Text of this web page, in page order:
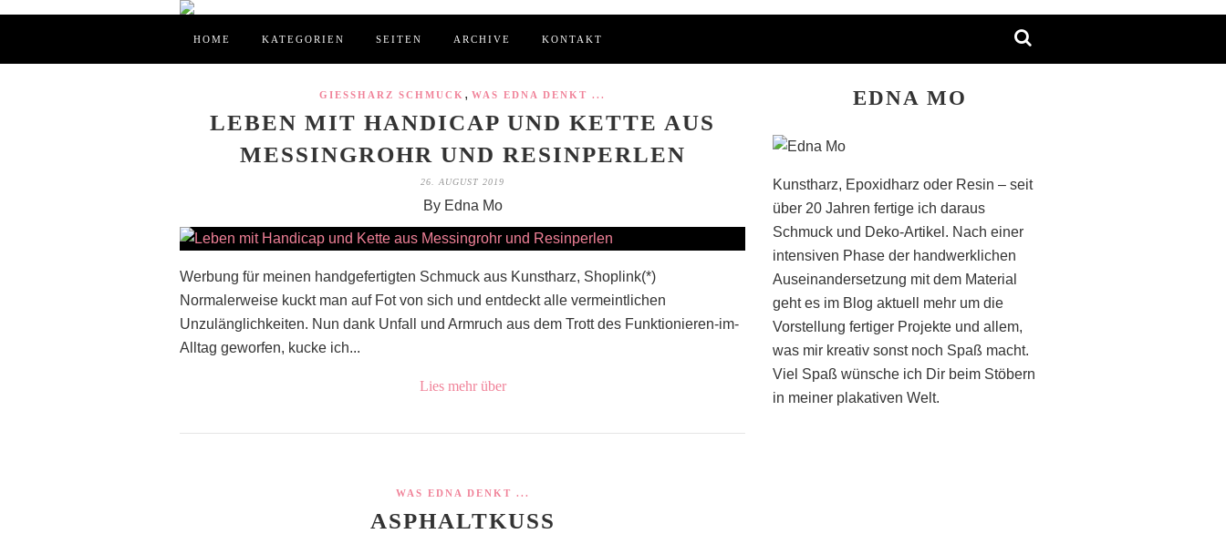
HOME KATEGORIEN SEITEN ARCHIVE KONTAKT
GIESSHARZ SCHMUCK , WAS EDNA DENKT ...
LEBEN MIT HANDICAP UND KETTE AUS
MESSINGROHR UND RESINPERLEN
26. AUGUST 2019
By Edna Mo
Werbung für meinen handgefertigten Schmuck aus Kunstharz, Shoplink(*)
Normalerweise kuckt man auf Fot von sich und entdeckt alle vermeintlichen
Unzulänglichkeiten. Nun dank Unfall und Armruch aus dem Trott des Funktionieren-im-
Alltag geworfen, kucke ich...
Lies mehr über
WAS EDNA DENKT ...
ASPHALTKUSS
EDNA MO
Kunstharz, Epoxidharz oder Resin – seit
über 20 Jahren fertige ich daraus
Schmuck und Deko-Artikel. Nach einer
intensiven Phase der handwerklichen
Auseinandersetzung mit dem Material
geht es im Blog aktuell mehr um die
Vorstellung fertiger Projekte und allem,
was mir kreativ sonst noch Spaß macht.
Viel Spaß wünsche ich Dir beim Stöbern
in meiner plakativen Welt.